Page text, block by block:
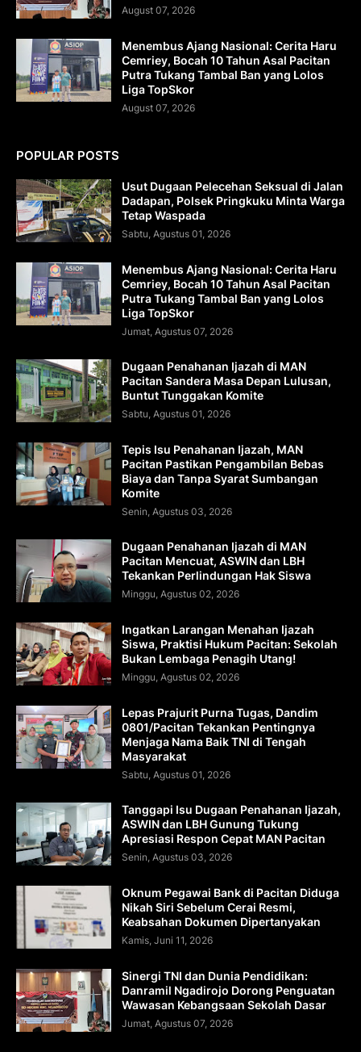
August 07, 2026
Menembus Ajang Nasional: Cerita Haru
Cemriey, Bocah 10 Tahun Asal Pacitan
Putra Tukang Tambal Ban yang Lolos
Liga TopSkor
August 07, 2026
POPULAR POSTS
Usut Dugaan Pelecehan Seksual di Jalan
Dadapan, Polsek Pringkuku Minta Warga
Tetap Waspada
Sabtu, Agustus 01, 2026
Menembus Ajang Nasional: Cerita Haru
Cemriey, Bocah 10 Tahun Asal Pacitan
Putra Tukang Tambal Ban yang Lolos
Liga TopSkor
Jumat, Agustus 07, 2026
Dugaan Penahanan Ijazah di MAN
Pacitan Sandera Masa Depan Lulusan,
Buntut Tunggakan Komite
Sabtu, Agustus 01, 2026
Tepis Isu Penahanan Ijazah, MAN
Pacitan Pastikan Pengambilan Bebas
Biaya dan Tanpa Syarat Sumbangan
Komite
Senin, Agustus 03, 2026
Dugaan Penahanan Ijazah di MAN
Pacitan Mencuat, ASWIN dan LBH
Tekankan Perlindungan Hak Siswa
Minggu, Agustus 02, 2026
Ingatkan Larangan Menahan Ijazah
Siswa, Praktisi Hukum Pacitan: Sekolah
Bukan Lembaga Penagih Utang!
Minggu, Agustus 02, 2026
Lepas Prajurit Purna Tugas, Dandim
0801/Pacitan Tekankan Pentingnya
Menjaga Nama Baik TNI di Tengah
Masyarakat
Sabtu, Agustus 01, 2026
Tanggapi Isu Dugaan Penahanan Ijazah,
ASWIN dan LBH Gunung Tukung
Apresiasi Respon Cepat MAN Pacitan
Senin, Agustus 03, 2026
Oknum Pegawai Bank di Pacitan Diduga
Nikah Siri Sebelum Cerai Resmi,
Keabsahan Dokumen Dipertanyakan
Kamis, Juni 11, 2026
Sinergi TNI dan Dunia Pendidikan:
Danramil Ngadirojo Dorong Penguatan
Wawasan Kebangsaan Sekolah Dasar
Jumat, Agustus 07, 2026